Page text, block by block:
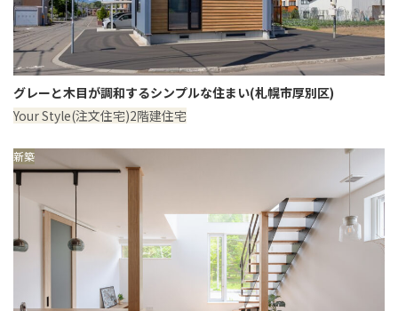
グレーと木目が調和するシンプルな住まい(札幌市厚別区)
Your Style(注文住宅)2階建住宅
新築